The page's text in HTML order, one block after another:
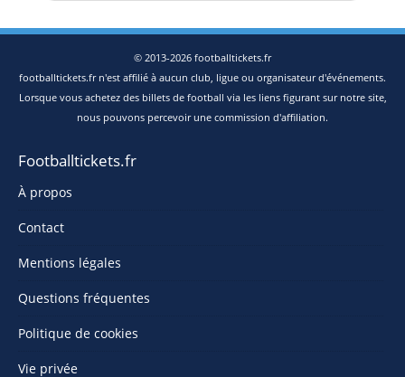
© 2013-2026 footballtickets.fr
footballtickets.fr n'est affilié à aucun club, ligue ou organisateur d'événements.
Lorsque vous achetez des billets de football via les liens figurant sur notre site,
nous pouvons percevoir une commission d'affiliation.
Footballtickets.fr
À propos
Contact
Mentions légales
Questions fréquentes
Politique de cookies
Vie privée